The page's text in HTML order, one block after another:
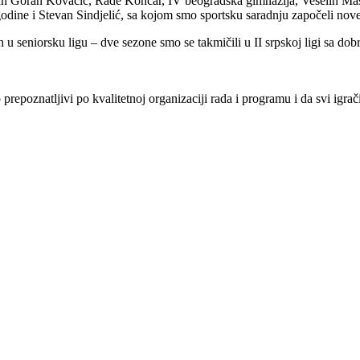
i Stevan Sindjelić, sa kojom smo sportsku saradnju započeli
seniorsku ligu – dve sezone smo se takmičili u II srpskoj ligi sa
po kvalitetnoj organizaciji rada i programu i da svi